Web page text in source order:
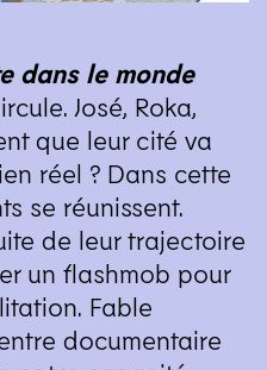
dans le monde
José, Roka,
que leur cité va
réel ? Dans cette
se réunissent.
de leur trajectoire
un flashmob pour
Fable
documentaire